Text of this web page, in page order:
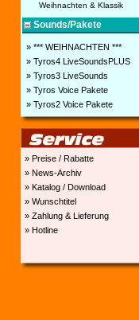
Weihnachten & Klassik
Sounds/Pakete
» *** WEIHNACHTEN ***
» Tyros4 LiveSoundsPLUS
» Tyros3 LiveSounds
» Tyros Voice Pakete
» Tyros2 Voice Pakete
» Preise / Rabatte
» News-Archiv
» Katalog / Download
» Wunschtitel
» Zahlung & Lieferung
» Hotline